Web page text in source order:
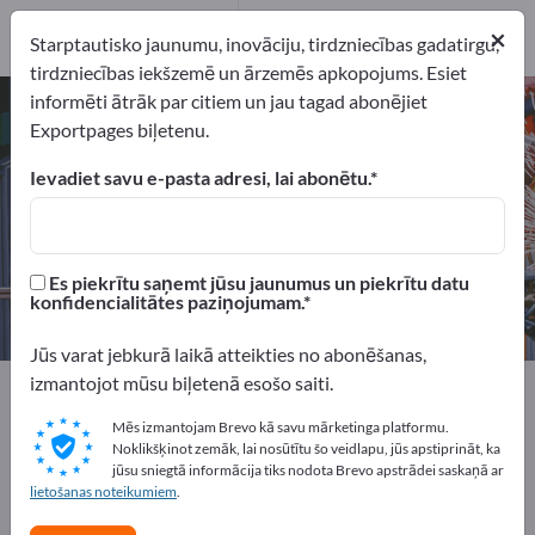
Padeve un celšana – atrodiet
ražotājus un piegādātājus
Izplatītāji
4
pakalpojumu sniedzējs
1
pakalpojumu
sniedzējs1
Exportpages Mašīnas un iekārtas
Reklāmējieties bez maksas
Exportpages!
Pieprasījumi – Piedāvājumi – Lietotas preces – Biznesa
×
Starptautisko jaunumu, inovāciju, tirdzniecības gadatirgu,
tirdzniecības iekšzemē un ārzemēs apkopojums. Esiet
informēti ātrāk par citiem un jau tagad abonējiet
Exportpages biļetenu.
Ievadiet savu e-pasta adresi, lai abonētu.
Es piekrītu saņemt jūsu jaunumus un piekrītu datu
konfidencialitātes paziņojumam.
Jūs varat jebkurā laikā atteikties no abonēšanas,
izmantojot mūsu biļetenā esošo saiti.
Mēs izmantojam Brevo kā savu mārketinga platformu.
Noklikšķinot zemāk, lai nosūtītu šo veidlapu, jūs apstiprināt, ka
jūsu sniegtā informācija tiks nodota Brevo apstrādei saskaņā ar
lietošanas noteikumiem.